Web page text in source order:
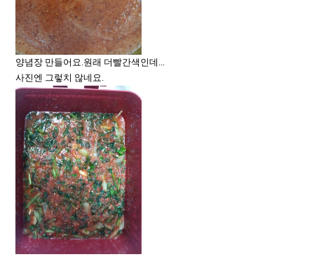
양념장 만들어요.원래 더빨간색인데...
사진엔 그렇치 않네요.